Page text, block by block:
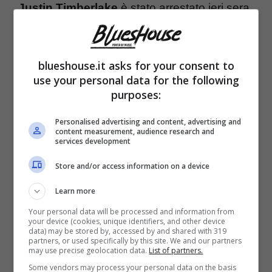
Justin Timberlakeè stato arrestato ieri sera
diSag Harbor, nota località
vicino New York, e portato presso la stazione
locale.
ma stando adalcuni media statunitensi
come
ebbrezza
con alcuniamiciin un locale della zona,
sarebbe stato notato dagli agenti non
fermarsi ad uno stop e, dunque, fermato
blueshouse.it asks for your consent to
use your personal data for the following
purposes:
Personalised advertising and content, advertising and
content measurement, audience research and
services development
Store and/or access information on a device
Learn more
Your personal data will be processed and information from
your device (cookies, unique identifiers, and other device
data) may be stored by, accessed by and shared with 319
partners, or used specifically by this site. We and our partners
may use precise geolocation data. List of partners.
Some vendors may process your personal data on the basis